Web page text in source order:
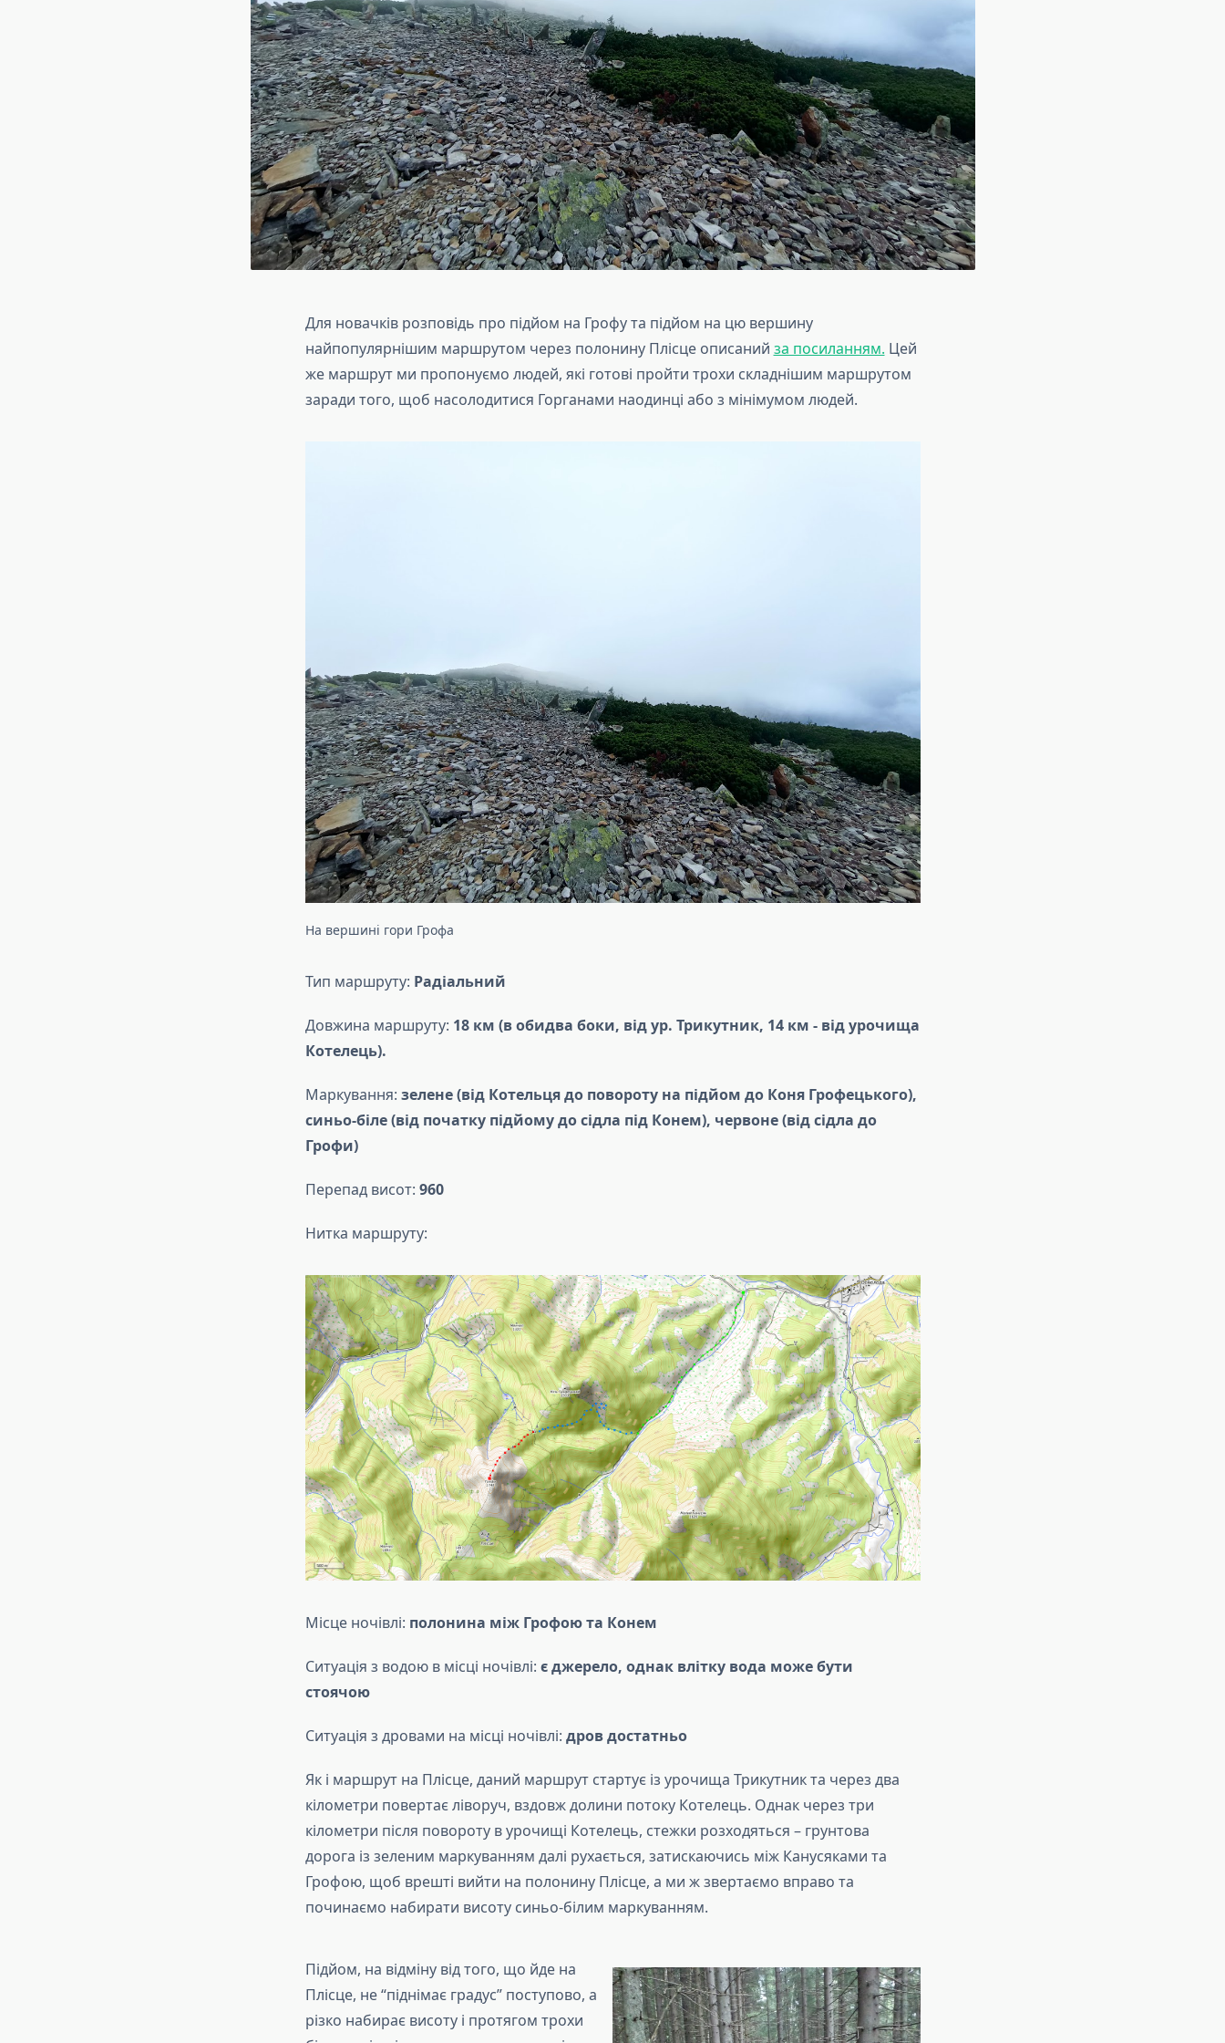
Для новачків розповідь про підйом на Грофу та підйом на цю вершину
найпопулярнішим маршрутом через полонину Плісце описаний за посиланням. Цей
же маршрут ми пропонуємо людей, які готові пройти трохи складнішим маршрутом
заради того, щоб насолодитися Горганами наодинці або з мінімумом людей.
На вершині гори Грофа
Тип маршруту: Радіальний
Довжина маршруту: 18 км (в обидва боки, від ур. Трикутник, 14 км - від урочища
Котелець).
Маркування: зелене (від Котельця до повороту на підйом до Коня Грофецького),
синьо-біле (від початку підйому до сідла під Конем), червоне (від сідла до
Грофи)
Перепад висот: 960
Нитка маршруту:
Місце ночівлі: полонина між Грофою та Конем
Ситуація з водою в місці ночівлі: є джерело, однак влітку вода може бути
стоячою
Ситуація з дровами на місці ночівлі: дров достатньо
Як і маршрут на Плісце, даний маршрут стартує із урочища Трикутник та через два
кілометри повертає ліворуч, вздовж долини потоку Котелець. Однак через три
кілометри після повороту в урочищі Котелець, стежки розходяться – грунтова
дорога із зеленим маркуванням далі рухається, затискаючись між Канусяками та
Грофою, щоб врешті вийти на полонину Плісце, а ми ж звертаємо вправо та
починаємо набирати висоту синьо-білим маркуванням.
Підйом, на відміну від того, що йде на
Плісце, не “піднімає градус” поступово, а
різко набирає висоту і протягом трохи